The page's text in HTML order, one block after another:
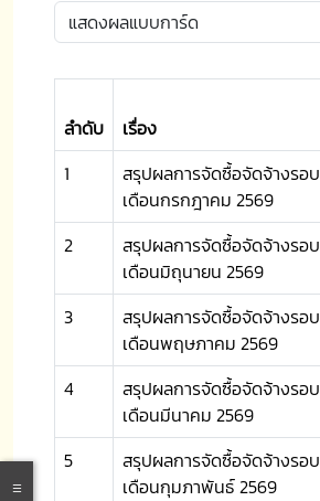
ลำดับ เรื่อง
1
สรุปผลการจัดซื้อจัดจ้างรอบ
เดือนกรกฎาคม 2569
2
สรุปผลการจัดซื้อจัดจ้างรอบ
เดือนมิถุนายน 2569
3
สรุปผลการจัดซื้อจัดจ้างรอบ
เดือนพฤษภาคม 2569
4
สรุปผลการจัดซื้อจัดจ้างรอบ
เดือนมีนาคม 2569
5
สรุปผลการจัดซื้อจัดจ้างรอบ
เดือนกุมภาพันธ์ 2569